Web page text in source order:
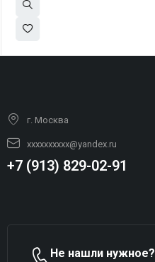
г. Москва
xxxxxxxxxx@yandex.ru
+7 (913) 829-02-91
Не нашли нужное?